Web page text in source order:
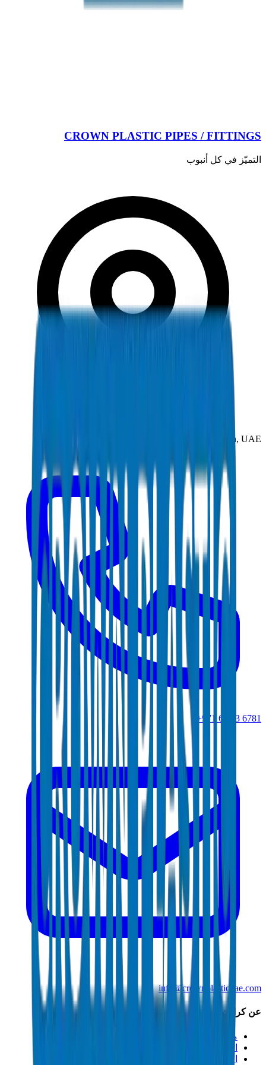
CROWN PLASTIC PIPES / FITTINGS
التميّز في كل أنبوب
New Industrial Area, Umm Al Quwain, UAE
+971 6 543 6781
info@crownplasticuae.com
عن كراون
من نحن
الاستدامة
الابتكار